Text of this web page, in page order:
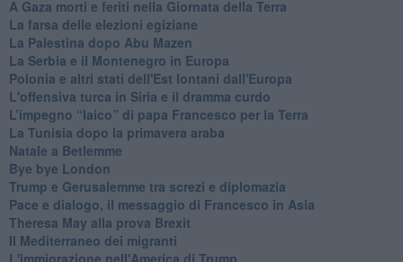
A Gaza morti e feriti nella Giornata della Terra
La farsa delle elezioni egiziane
La Palestina dopo Abu Mazen
La Serbia e il Montenegro in Europa
Polonia e altri stati dell'Est lontani dall'Europa
L'offensiva turca in Siria e il dramma curdo
L’impegno “laico” di papa Francesco per la Terra
La Tunisia dopo la primavera araba
Natale a Betlemme
Bye bye London
Trump e Gerusalemme tra screzi e diplomazia
Pace e dialogo, il messaggio di Francesco in Asia
Theresa May alla prova Brexit
Il Mediterraneo dei migranti
L'immigrazione nell'America di Trump